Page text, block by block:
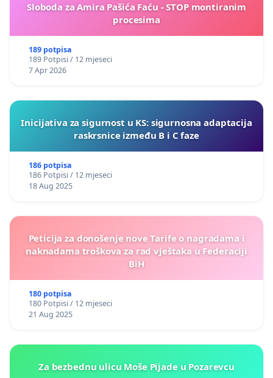
Sloboda za Amira Pašića Faću - STOP montiranim
procesima
189 potpisa
189 Potpisi / 12 mjeseci
7 Apr 2026
Inicijativa za sigurnost u KS: sigurnosna adaptacija
raskrsnice između B i C faze
186 potpisa
186 Potpisi / 12 mjeseci
18 Aug 2025
Peticija za donošenje nove Tarife o nagradama i
naknadama troškova za rad vještaka u Federaciji
BiH
180 potpisa
180 Potpisi / 12 mjeseci
21 Aug 2025
Za bezbednu ulicu Moše Pijade u Pozarevcu